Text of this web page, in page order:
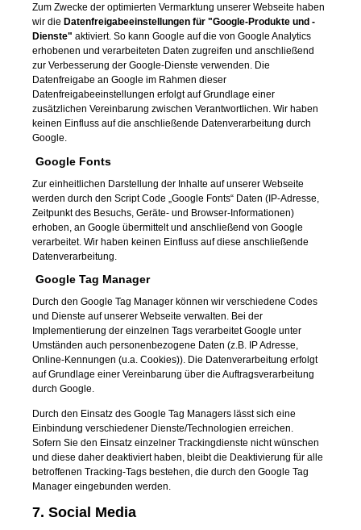
Zum Zwecke der optimierten Vermarktung unserer Webseite haben
wir die Datenfreigabeeinstellungen für "Google-Produkte und -
Dienste" aktiviert. So kann Google auf die von Google Analytics
erhobenen und verarbeiteten Daten zugreifen und anschließend
zur Verbesserung der Google-Dienste verwenden. Die
Datenfreigabe an Google im Rahmen dieser
Datenfreigabeeinstellungen erfolgt auf Grundlage einer
zusätzlichen Vereinbarung zwischen Verantwortlichen. Wir haben
keinen Einfluss auf die anschließende Datenverarbeitung durch
Google.
Google Fonts
Zur einheitlichen Darstellung der Inhalte auf unserer Webseite
werden durch den Script Code „Google Fonts“ Daten (IP-Adresse,
Zeitpunkt des Besuchs, Geräte- und Browser-Informationen)
erhoben, an Google übermittelt und anschließend von Google
verarbeitet. Wir haben keinen Einfluss auf diese anschließende
Datenverarbeitung.
Google Tag Manager
Durch den Google Tag Manager können wir verschiedene Codes
und Dienste auf unserer Webseite verwalten. Bei der
Implementierung der einzelnen Tags verarbeitet Google unter
Umständen auch personenbezogene Daten (z.B. IP Adresse,
Online-Kennungen (u.a. Cookies)). Die Datenverarbeitung erfolgt
auf Grundlage einer Vereinbarung über die Auftragsverarbeitung
durch Google.
Durch den Einsatz des Google Tag Managers lässt sich eine
Einbindung verschiedener Dienste/Technologien erreichen.
Sofern Sie den Einsatz einzelner Trackingdienste nicht wünschen
und diese daher deaktiviert haben, bleibt die Deaktivierung für alle
betroffenen Tracking-Tags bestehen, die durch den Google Tag
Manager eingebunden werden.
7. Social Media